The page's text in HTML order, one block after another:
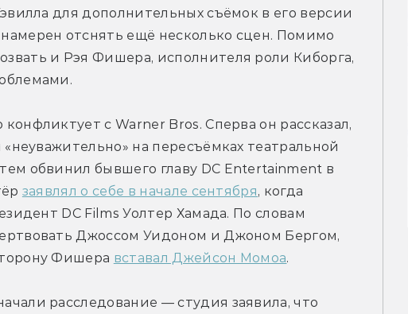
для дополнительных съёмок в его версии
отснять ещё несколько сцен. Помимо
и Рэя Фишера, исполнителя роли Киборга,
с Warner Bros. Сперва он рассказал,
на пересъёмках театральной
обвинил бывшего главу DC Entertainment в
заявлял о себе в начале сентября, когда
DC Films Уолтер Хамада. По словам
Джоссом Уидоном и Джоном Бергом,
Фишера вставал Джейсон Момоа.
расследование — студия заявила, что